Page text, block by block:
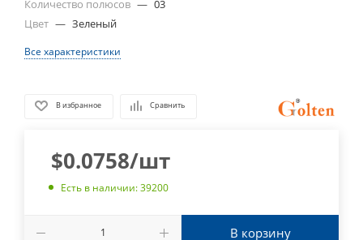
Количество полюсов — 03
Цвет — Зеленый
Все характеристики
В избранное Сравнить
$0.0758/шт
Есть в наличии: 39200
В корзину